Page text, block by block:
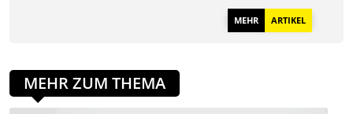
MEHR ARTIKEL
MEHR ZUM THEMA